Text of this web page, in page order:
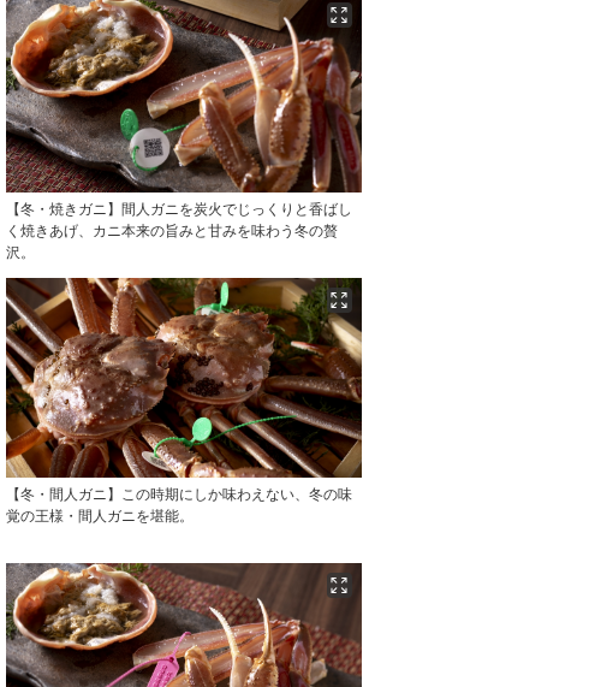
【冬・焼きガニ】間人ガニを炭火でじっくりと香ばし
く焼きあげ、カニ本来の旨みと甘みを味わう冬の贅
沢。
【冬・間人ガニ】この時期にしか味わえない、冬の味
覚の王様・間人ガニを堪能。